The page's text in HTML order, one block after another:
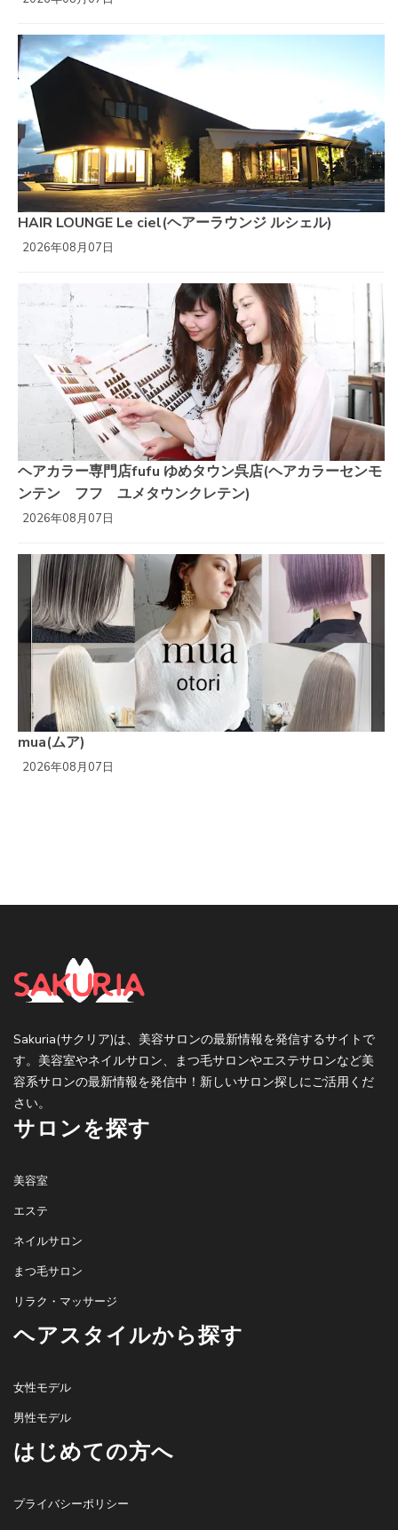
HAIR LOUNGE Le ciel(ヘアーラウンジ ルシェル)
2026年08月07日
ヘアカラー専門店fufu ゆめタウン呉店(ヘアカラーセンモ
ンテン フフ ユメタウンクレテン)
2026年08月07日
mua(ムア)
2026年08月07日
Sakuria(サクリア)は、美容サロンの最新情報を発信するサイトで
す。美容室やネイルサロン、まつ毛サロンやエステサロンなど美
容系サロンの最新情報を発信中！新しいサロン探しにご活用くだ
さい。
サロンを探す
美容室
エステ
ネイルサロン
まつ毛サロン
リラク・マッサージ
ヘアスタイルから探す
女性モデル
男性モデル
はじめての方へ
プライバシーポリシー